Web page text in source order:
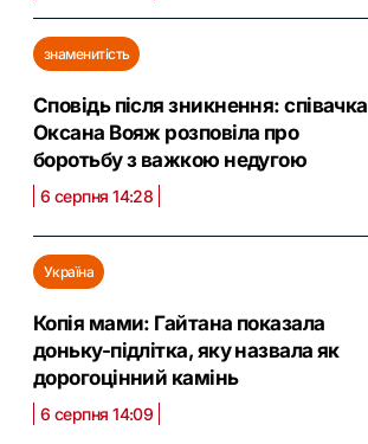
знаменитість
Сповідь після зникнення: співачка
Оксана Вояж розповіла про
боротьбу з важкою недугою
6 серпня 14:28
Україна
Копія мами: Гайтана показала
доньку-підлітка, яку назвала як
дорогоцінний камінь
6 серпня 14:09